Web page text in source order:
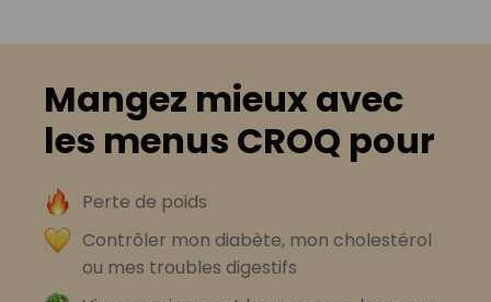
Mangez mieux avec
les menus CROQ pour
Perte de poids
Contrôler mon diabète, mon cholestérol
ou mes troubles digestifs